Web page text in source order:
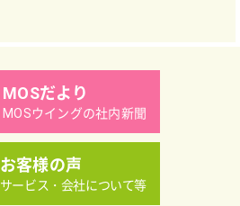
MOSだより
MOSウイングの社内新聞
お客様の声
サービス・会社について等